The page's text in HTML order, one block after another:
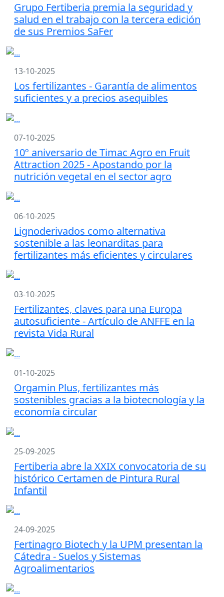
Grupo Fertiberia premia la seguridad y
salud en el trabajo con la tercera edición
de sus Premios SaFer
13-10-2025
Los fertilizantes - Garantía de alimentos
suficientes y a precios asequibles
07-10-2025
10º aniversario de Timac Agro en Fruit
Attraction 2025 - Apostando por la
nutrición vegetal en el sector agro
06-10-2025
Lignoderivados como alternativa
sostenible a las leonarditas para
fertilizantes más eficientes y circulares
03-10-2025
Fertilizantes, claves para una Europa
autosuficiente - Artículo de ANFFE en la
revista Vida Rural
01-10-2025
Orgamin Plus, fertilizantes más
sostenibles gracias a la biotecnología y la
economía circular
25-09-2025
Fertiberia abre la XXIX convocatoria de su
histórico Certamen de Pintura Rural
Infantil
24-09-2025
Fertinagro Biotech y la UPM presentan la
Cátedra - Suelos y Sistemas
Agroalimentarios